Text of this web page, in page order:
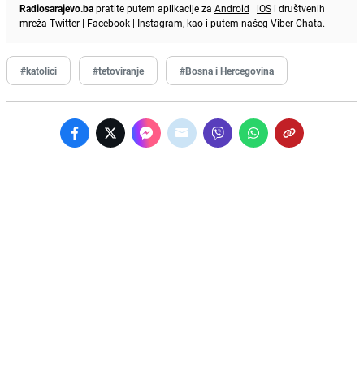
Radiosarajevo.bapratite putem aplikacije za Android | iOS i društvenih
mreža Twitter | Facebook | Instagram, kao i putem našeg ViberChata.
#katolici #tetoviranje #Bosna i Hercegovina